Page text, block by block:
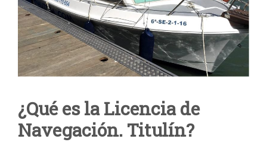
¿Qué es la Licencia de
Navegación. Titulín?